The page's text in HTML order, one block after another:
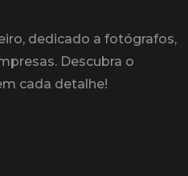
dedicado a fotógrafos,
Descubra o
cada detalhe!